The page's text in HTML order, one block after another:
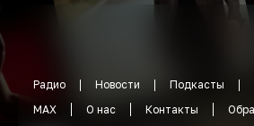
Радио Новости Подкасты
MAX
О нас Контакты